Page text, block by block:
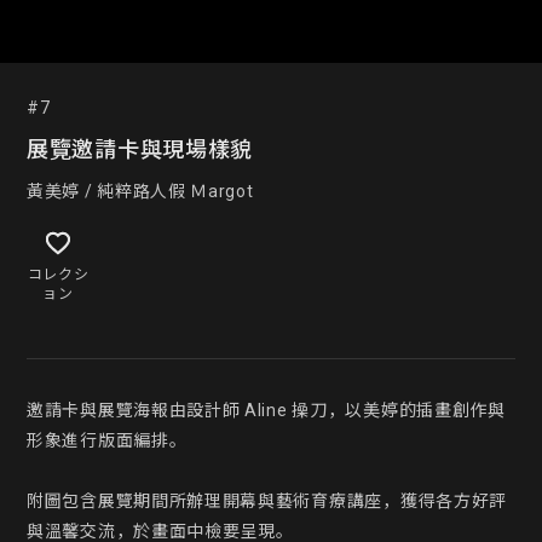
#7
展覽邀請卡與現場樣貌
黃美婷 / 純粹路人假 Ｍargot
コレクシ
ョン
邀請卡與展覽海報由設計師 Aline 操刀，以美婷的插畫創作與
形象進行版面編排。
附圖包含展覽期間所辦理開幕與藝術育療講座，獲得各方好評
與溫馨交流，於畫面中檢要呈現。